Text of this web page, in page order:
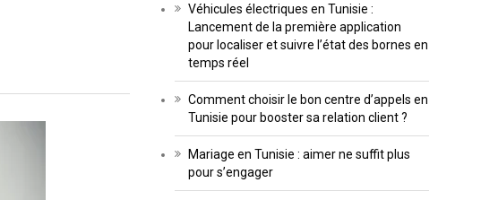
Véhicules électriques en Tunisie :
Lancement de la première application
pour localiser et suivre l’état des bornes en
temps réel
Comment choisir le bon centre d’appels en
Tunisie pour booster sa relation client ?
Mariage en Tunisie : aimer ne suffit plus
pour s’engager